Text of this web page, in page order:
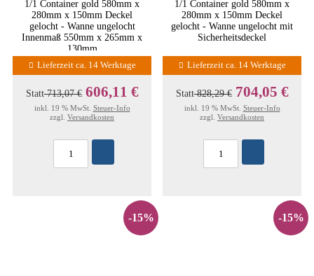
1/1 Container gold 580mm x
280mm x 150mm Deckel
gelocht - Wanne ungelocht
Innenmaß 550mm x 265mm x
130mm
Lieferzeit ca. 14 Werktage
Statt713,07 € 606,11 €
inkl. 19 % MwSt. Steuer-Info
zzgl. Versandkosten
1/1 Container gold 580mm x
280mm x 150mm Deckel
gelocht - Wanne ungelocht mit
Sicherheitsdeckel
Lieferzeit ca. 14 Werktage
Statt828,29 € 704,05 €
inkl. 19 % MwSt. Steuer-Info
zzgl. Versandkosten
-15% -15%